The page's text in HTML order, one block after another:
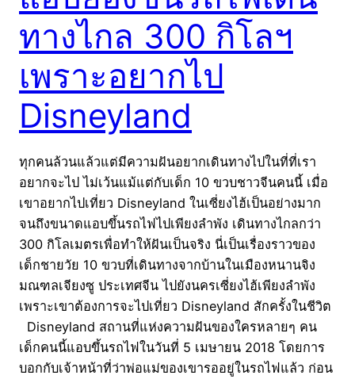
ทางไกล 300 กิโลฯ
เพราะอยากไป
Disneyland
ทุกคนล้วนแล้วแต่มีความฝันอยากเดินทางไปในที่ที่เรา
อยากจะไป ไม่เว้นแม้แต่กับเด็ก 10 ขวบชาวจีนคนนี้ เมื่อ
เขาอยากไปเที่ยว Disneyland ในเซี่ยงไฮ้เป็นอย่างมาก
จนถึงขนาดแอบขึ้นรถไฟไปเพียงลำพัง เดินทางไกลกว่า
300 กิโลเมตรเพื่อทำให้ฝันเป็นจริง นี่เป็นเรื่องราวของ
เด็กชายวัย 10 ขวบที่เดินทางจากบ้านในเมืองหนานจิง
มณฑลเจียงซู ประเทศจีน ไปยังนครเซี่ยงไฮ้เพียงลำพัง
เพราะเขาต้องการจะไปเที่ยว Disneyland สักครั้งในชีวิต
Disneyland สถานที่แห่งความฝันของใครหลายๆ คน
เด็กคนนี้แอบขึ้นรถไฟในวันที่ 5 เมษายน 2018 โดยการ
บอกกับเจ้าหน้าที่ว่าพ่อแม่ของเขารออยู่ในรถไฟแล้ว ก่อน